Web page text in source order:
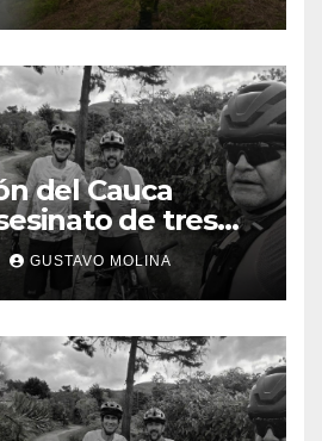
del Cauca
de tres
Gobierno
GUSTAVO MOLINA